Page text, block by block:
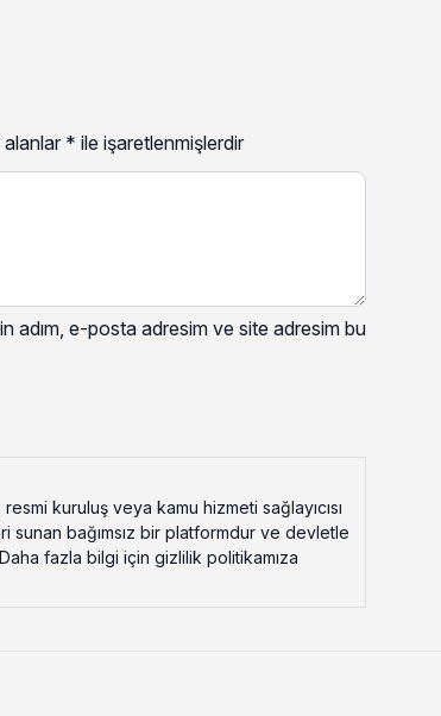
alanlar * ile işaretlenmişlerdir
adım, e-posta adresim ve site adresim bu
kuruluş veya kamu hizmeti sağlayıcısı
sunan bağımsız bir platformdur ve devletle
fazla bilgi için gizlilik politikamıza